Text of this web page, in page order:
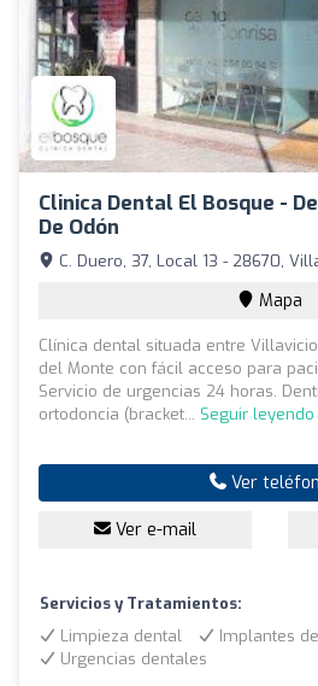
Clinica Dental El Bosque -
De Odón
C. Duero, 37, Local 13 - 28670,
Mapa
Clínica dental situada entre
del Monte con fácil acceso para
Servicio de urgencias 24 horas.
ortodoncia (bracket... Seguir leyendo
Ver
Ver e-mail
Servicios y Tratamientos:
Limpieza dental
Implantes
Urgencias dentales